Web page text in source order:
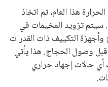
هذا العام، تم اتخاذ
سيتم تزويد المخيمات في
التكييف ذات القدرات
قبل وصول الحجاج. هذا يأتي
حالات إجهاد حراري